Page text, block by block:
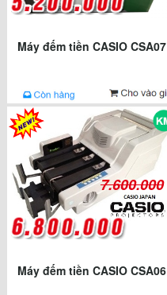
Máy đếm tiền CASIO CSA07
7.600.000
Máy đếm tiền CASIO CSA06